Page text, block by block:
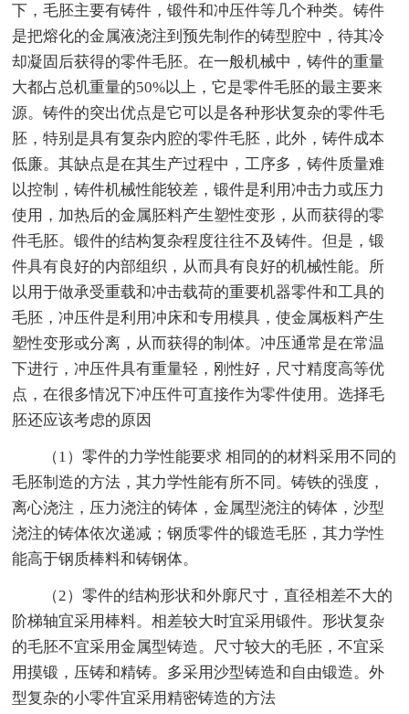
下，毛胚主要有铸件，锻件和冲压件等几个种类。铸件
是把熔化的金属液浇注到预先制作的铸型腔中，待其冷
却凝固后获得的零件毛胚。在一般机械中，铸件的重量
大都占总机重量的50%以上，它是零件毛胚的最主要来
源。铸件的突出优点是它可以是各种形状复杂的零件毛
胚，特别是具有复杂内腔的零件毛胚，此外，铸件成本
低廉。其缺点是在其生产过程中，工序多，铸件质量难
以控制，铸件机械性能较差，锻件是利用冲击力或压力
使用，加热后的金属胚料产生塑性变形，从而获得的零
件毛胚。锻件的结构复杂程度往往不及铸件。但是，锻
件具有良好的内部组织，从而具有良好的机械性能。所
以用于做承受重载和冲击载荷的重要机器零件和工具的
毛胚，冲压件是利用冲床和专用模具，使金属板料产生
塑性变形或分离，从而获得的制体。冲压通常是在常温
下进行，冲压件具有重量轻，刚性好，尺寸精度高等优
点，在很多情况下冲压件可直接作为零件使用。选择毛
胚还应该考虑的原因
（1）零件的力学性能要求 相同的的材料采用不同的
毛胚制造的方法，其力学性能有所不同。铸铁的强度，
离心浇注，压力浇注的铸体，金属型浇注的铸体，沙型
浇注的铸体依次递减；钢质零件的锻造毛胚，其力学性
能高于钢质棒料和铸钢体。
（2）零件的结构形状和外廓尺寸，直径相差不大的
阶梯轴宜采用棒料。相差较大时宜采用锻件。形状复杂
的毛胚不宜采用金属型铸造。尺寸较大的毛胚，不宜采
用摸锻，压铸和精铸。多采用沙型铸造和自由锻造。外
型复杂的小零件宜采用精密铸造的方法